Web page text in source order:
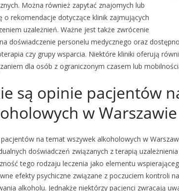
Można również zapytać znajomych lub
o rekomendacje dotyczące klinik zajmujących
uzależnień. Ważne jest także zwrócenie
doświadczenie personelu medycznego oraz
czy grupy wsparcia. Niektóre kliniki oferują
dla osób z ograniczonym czasem lub
są opinie pacjentów
w Warszawie
na temat wszywek alkoholowych w
doświadczeń związanych z terapią
tego rodzaju leczenia jako elementu
efekty psychiczne związane z poczuciem kontroli
alkoholu. Jednakże niektórzy pacjenci zwracają